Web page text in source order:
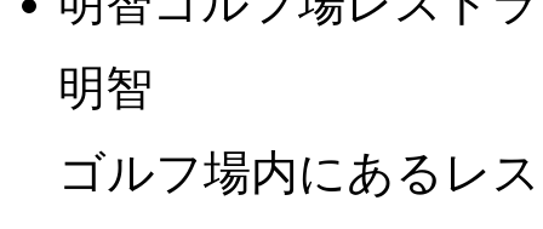
明智
ゴルフ場内にあるレ